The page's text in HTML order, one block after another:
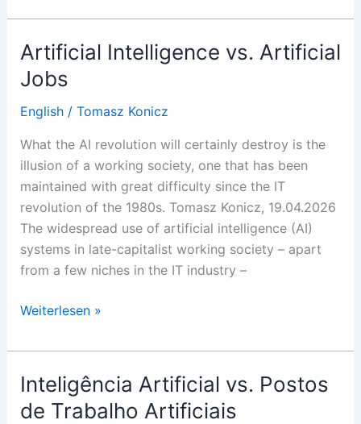
della
realtà
del
DGB
Artificial Intelligence vs. Artificial
Jobs
English/ Tomasz Konicz
What the AI revolution will certainly destroy is the
illusion of a working society, one that has been
maintained with great difficulty since the IT
revolution of the 1980s. Tomasz Konicz, 19.04.2026
The widespread use of artificial intelligence (AI)
systems in late-capitalist working society – apart
from a few niches in the IT industry –
Artificial
vs.
Artificial
Jobs
Weiterlesen »
Inteligência Artificial vs. Postos
de Trabalho Artificiais